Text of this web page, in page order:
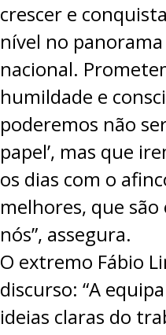
crescer e
nível no
nacional.
humildade e
poderemos não
papel’, mas que
os dias com o
melhores, que
nós”, assegura.
O extremo Fábio
discurso: “A
ideias claras do